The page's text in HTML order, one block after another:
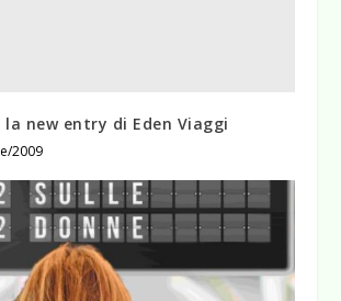
la new entry di Eden Viaggi
2009